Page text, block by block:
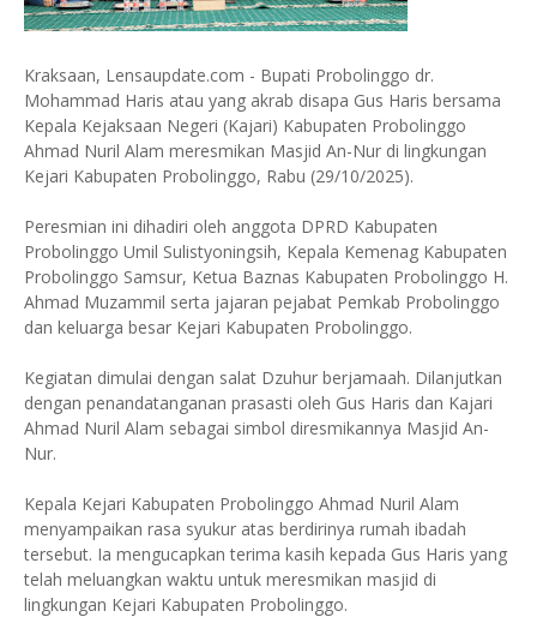
Kraksaan, Lensaupdate.com - Bupati Probolinggo dr.
Mohammad Haris atau yang akrab disapa Gus Haris bersama
Kepala Kejaksaan Negeri (Kajari) Kabupaten Probolinggo
Ahmad Nuril Alam meresmikan Masjid An-Nur di lingkungan
Kejari Kabupaten Probolinggo, Rabu (29/10/2025).
Peresmian ini dihadiri oleh anggota DPRD Kabupaten
Probolinggo Umil Sulistyoningsih, Kepala Kemenag Kabupaten
Probolinggo Samsur, Ketua Baznas Kabupaten Probolinggo H.
Ahmad Muzammil serta jajaran pejabat Pemkab Probolinggo
dan keluarga besar Kejari Kabupaten Probolinggo.
Kegiatan dimulai dengan salat Dzuhur berjamaah. Dilanjutkan
dengan penandatanganan prasasti oleh Gus Haris dan Kajari
Ahmad Nuril Alam sebagai simbol diresmikannya Masjid An-
Nur.
Kepala Kejari Kabupaten Probolinggo Ahmad Nuril Alam
menyampaikan rasa syukur atas berdirinya rumah ibadah
tersebut. Ia mengucapkan terima kasih kepada Gus Haris yang
telah meluangkan waktu untuk meresmikan masjid di
lingkungan Kejari Kabupaten Probolinggo.